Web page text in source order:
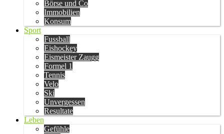
Börse und Co
Immobilien
Konsum
Sport
Fussball
Eishockey
Eismeister Zaugg
Formel 1
Tennis
Velo
Ski
Unvergessen
Resultate
Leben
Gefühle